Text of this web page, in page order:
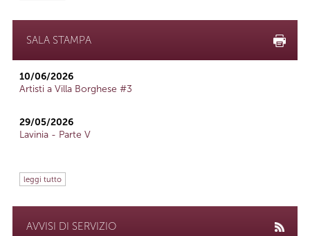
SALA STAMPA
10/06/2026
Artisti a Villa Borghese #3
29/05/2026
Lavinia - Parte V
leggi tutto
AVVISI DI SERVIZIO